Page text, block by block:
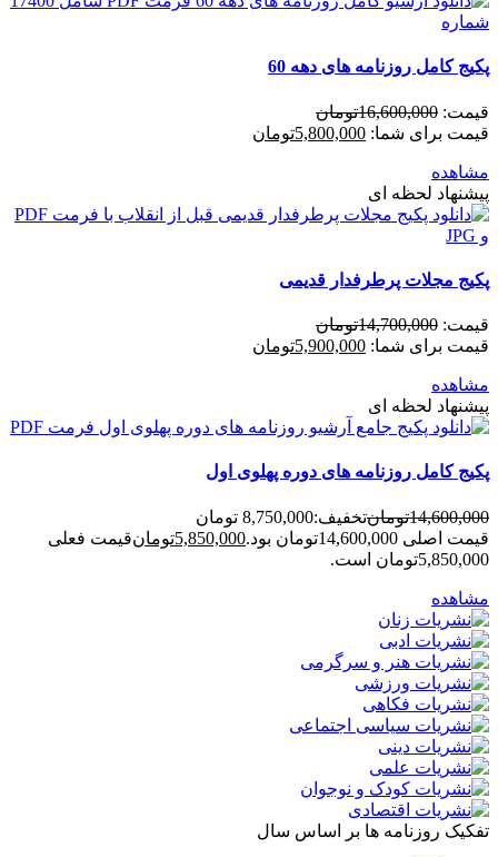
پکیج کامل روزنامه های دهه 60
قیمت: 16,600,000تومان
قیمت برای شما: 5,800,000تومان
مشاهده
پیشنهاد لحظه ای
پکیج مجلات پرطرفدار قدیمی
قیمت: 14,700,000تومان
قیمت برای شما: 5,900,000تومان
مشاهده
پیشنهاد لحظه ای
پکیج کامل روزنامه های دوره پهلوی اول
14,600,000تومانتخفیف:8,750,000 تومان
قیمت اصلی 14,600,000تومان بود.
5,850,000تومانقیمت فعلی
5,850,000تومان است.
مشاهده
تفکیک روزنامه ها بر اساس سال